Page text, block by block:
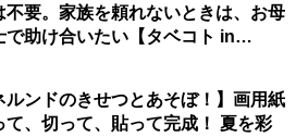
不要。家族を頼れないときは、お母
で助け合いたい【タベコト in
ルンドのきせつとあそぼ！】画用紙
て、切って、貼って完成！ 夏を彩